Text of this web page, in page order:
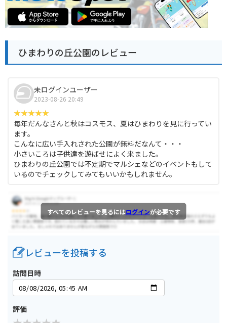
ひまわりの丘公園のレビュー
未ログインユーザー
2023-08-26 20:49
毎年だんなさんと秋はコスモス、夏はひまわりを見に行ってい
ます。
こんなに広い手入れされた公園が無料だなんて・・・
小さいころは子供達を遊ばせによく来ました。
ひまわりの丘公園では不定期でマルシェなどのイベントもして
いるのでチェックしてみてもいいかもしれません。
すべてのレビューを見るにはログインが必要です
レビューを投稿する
訪問日時
評価